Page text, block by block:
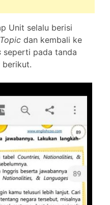
Unit selalu berisi
Topic dan kembali ke
seperti pada tanda
berikut.